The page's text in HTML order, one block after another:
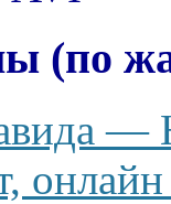
(по
—